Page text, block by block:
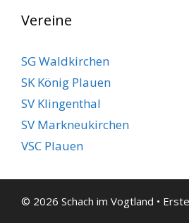
Vereine
SG Waldkirchen
SK König Plauen
SV Klingenthal
SV Markneukirchen
VSC Plauen
© 2026 Schach im Vogtland •